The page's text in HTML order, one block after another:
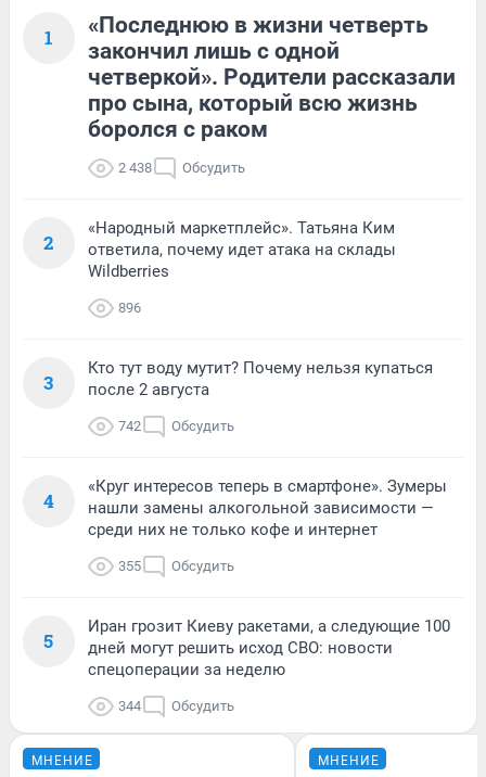
1
«Последнюю в жизни четверть
закончил лишь с одной
четверкой». Родители рассказали
про сына, который всю жизнь
боролся с раком
2 438 Обсудить
2
«Народный маркетплейс». Татьяна Ким
ответила, почему идет атака на склады
Wildberries
896
3
Кто тут воду мутит? Почему нельзя купаться
после 2 августа
742 Обсудить
4
«Круг интересов теперь в смартфоне». Зумеры
нашли замены алкогольной зависимости —
среди них не только кофе и интернет
355 Обсудить
5
Иран грозит Киеву ракетами, а следующие 100
дней могут решить исход СВО: новости
спецоперации за неделю
344 Обсудить
МНЕНИЕ МНЕНИЕ